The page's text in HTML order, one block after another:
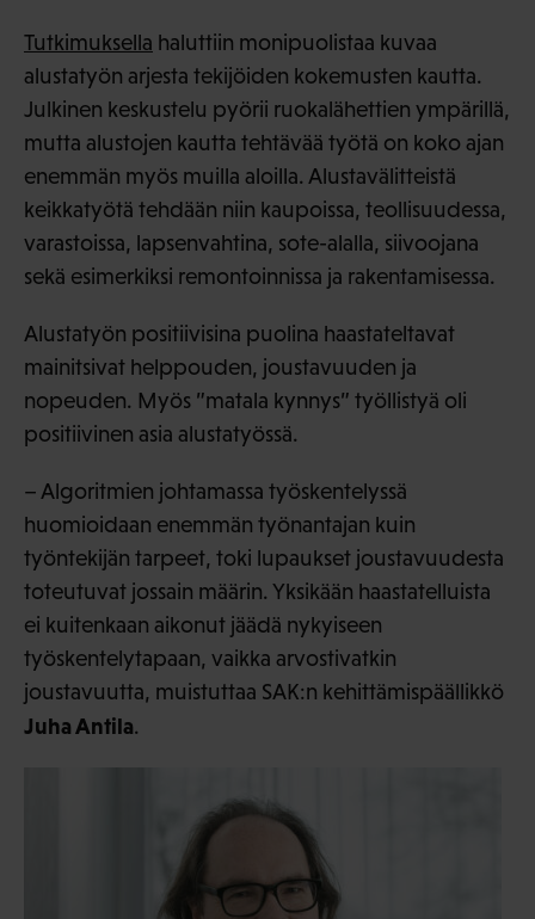
Tutkimuksella haluttiin monipuolistaa kuvaa
alustatyön arjesta tekijöiden kokemusten kautta.
Julkinen keskustelu pyörii ruokalähettien ympärillä,
mutta alustojen kautta tehtävää työtä on koko ajan
enemmän myös muilla aloilla. Alustavälitteistä
keikkatyötä tehdään niin kaupoissa, teollisuudessa,
varastoissa, lapsenvahtina, sote-alalla, siivoojana
sekä esimerkiksi remontoinnissa ja rakentamisessa.
Alustatyön positiivisina puolina haastateltavat
mainitsivat helppouden, joustavuuden ja
nopeuden. Myös ”matala kynnys” työllistyä oli
positiivinen asia alustatyössä.
– Algoritmien johtamassa työskentelyssä
huomioidaan enemmän työnantajan kuin
työntekijän tarpeet, toki lupaukset joustavuudesta
toteutuvat jossain määrin. Yksikään haastatelluista
ei kuitenkaan aikonut jäädä nykyiseen
työskentelytapaan, vaikka arvostivatkin
joustavuutta, muistuttaa SAK:n kehittämispäällikkö
Juha Antila.